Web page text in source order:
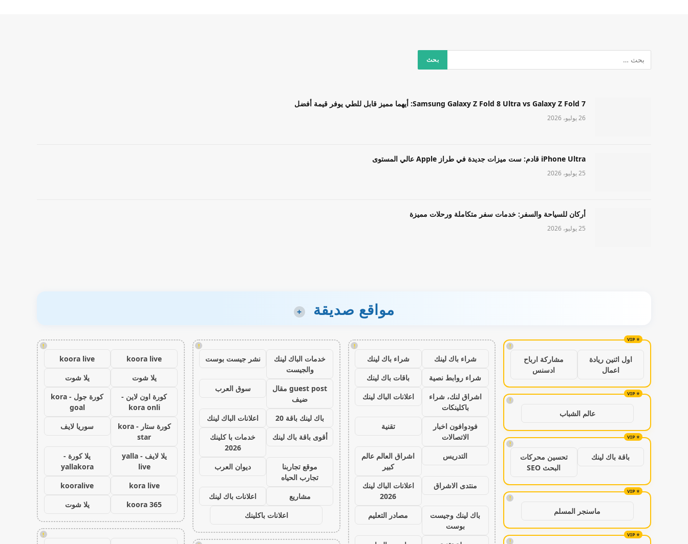
Samsung Galaxy Z Fold 8 Ultra vs Galaxy Z Fold 7: أيهما مميز قابل للطي يوفر قيمة أفضل
26 يوليو، 2026
iPhone Ultra قادم: ست ميزات جديدة في طراز Apple عالي المستوى
25 يوليو، 2026
أركان للسياحة والسفر: خدمات سفر متكاملة ورحلات مميزة
25 يوليو، 2026
مواقع صديقة +
!
اول اثنين ريادة
اعمال
مشاركة ارباح
ادسنس
!
عالم الشباب
!
باقة باك لينك
تحسين محركات
البحث SEO
!
ماسنجر المسلم
!
!
شراء باك لينك
شراء باك لينك
شراء روابط نصية
باقات باك لينك
اشراق لنك، شراء
باكلينكات
اعلانات الباك لينك
فودوافون اخبار
الاتصالات
تقنية
التدريس
اشراق العالم عالم
كبير
منتدى الاشراق
اعلانات الباك لينك
2026
باك لينك وجيست
بوست
مصادر التعليم
!
خدمات الباك لينك
والجيست
نشر جيست بوست
guest post مقال
ضيف
سوق العرب
باك لينك باقة 20
اعلانات الباك لينك
أقوى باقة باك لينك
خدمات با كلينك
2026
موقع تجاربنا
تجارب الحياه
ديوان العرب
مشاريع
اعلانات باك لينك
اعلانات باكلينك
!
koora live
koora live
يلا شوت
يلا شوت
كورة اون لاين -
kora onli
كورة جول - kora
goal
كورة ستار - kora
star
سوريا لايف
يلا لايف - yalla
live
يلا كورة -
yallakora
kora live
kooralive
koora 365
يلا شوت
!